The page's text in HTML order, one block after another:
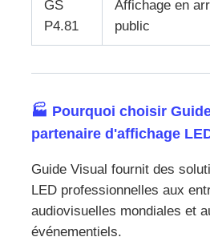
GS
P4.81
Affichage en
public
🏭 Pourquoi choisir
partenaire d'affichage
Guide Visual fournit des
LED professionnelles aux
audiovisuelles mondiales et
événementiels.